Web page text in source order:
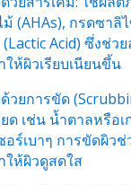
(AHAs), กรดซาลิ
Acid) ซึ่งช่วย
ห้ผิวเรียบเนียนขึ้น
วยการขัด
ด เช่น น้ำตาลหรือเ
อร์เบาๆ การขัดผิว
ห้ผิวดูสดใส